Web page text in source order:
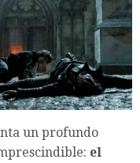
un profundo
el